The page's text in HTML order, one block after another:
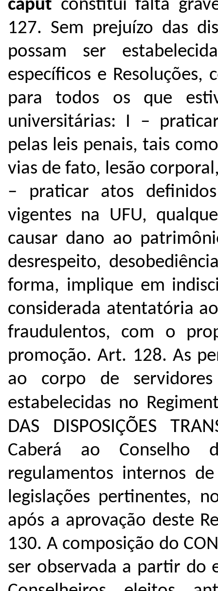
caput constitui falta
127. Sem prejuízo das
possam ser
específicos e Resoluções,
para todos os que
universitárias: I –
pelas leis penais, tais
vias de fato, lesão
– praticar atos
vigentes na UFU,
causar dano ao
desrespeito,
forma, implique em
considerada atentatória
fraudulentos, com o
promoção.Art. 128. As
ao corpo de
estabelecidas no
DAS DISPOSIÇÕES
Caberá ao Conselho
regulamentos internos
legislações pertinentes,
após a aprovação deste
130. A composição do
ser observada a partir do